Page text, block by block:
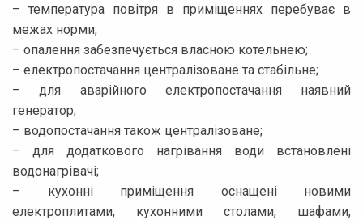
– температура повітря в приміщеннях перебуває в
межах норми;
– опалення забезпечується власною котельнею;
– електропостачання централізоване та стабільне;
– для аварійного електропостачання наявний
генератор;
– водопостачання також централізоване;
– для додаткового нагрівання води встановлені
водонагрівачі;
– кухонні приміщення оснащені новими
електроплитами, кухонними столами, шафами,